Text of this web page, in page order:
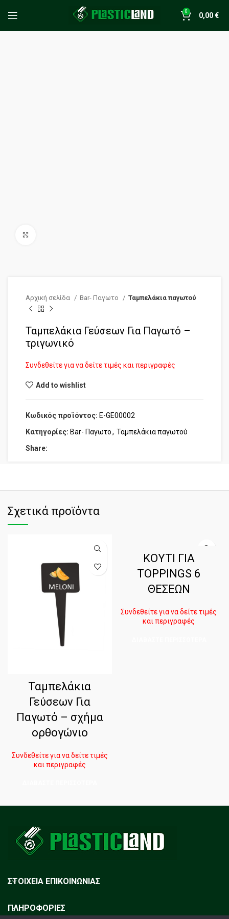
0 0,00€
Αρχική σελίδα Bar- Παγωτο Ταμπελάκια παγωτού
Ταμπελάκια Γεύσεων Για Παγωτό –
τριγωνικό
Συνδεθείτε για να δείτε τιμές και περιγραφές
Add to wishlist
Κωδικός προϊόντος: E-GE00002
Κατηγορίες: Bar- Παγωτο, Ταμπελάκια παγωτού
Share:
Σχετικά προϊόντα
Ταμπελάκια
Γεύσεων Για
Παγωτό – σχήμα
ορθογώνιο
Συνδεθείτε για να δείτε τιμές
και περιγραφές
ΚΟΥΤΙ ΓΙΑ
TOPPINGS 6
ΘΕΣΕΩΝ
Συνδεθείτε για να δείτε τιμές
και περιγραφές
ΣΤΟΙΧΕΙΑ ΕΠΙΚΟΙΝΩΝΙΑΣ
ΠΛΗΡΟΦΟΡΙΕΣ